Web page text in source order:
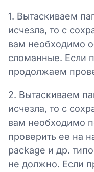
1. Вытаскиваем
исчезла, то с
вам необходимо
сломанные. Если
продолжаем
2. Вытаскиваем
исчезла, то с
вам необходимо
проверить ее на
package и др.
не должно. Если